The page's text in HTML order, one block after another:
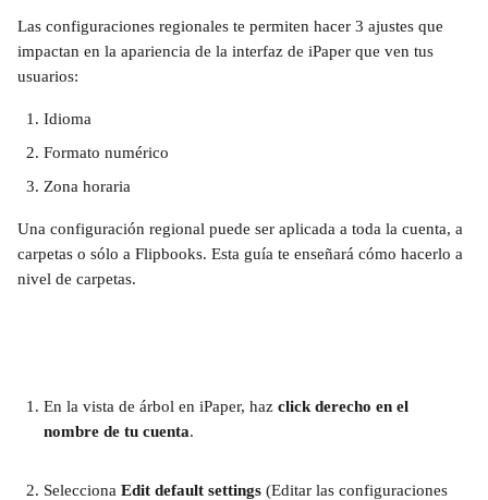
Las configuraciones regionales te permiten hacer 3 ajustes que
impactan en la apariencia de la interfaz de iPaper que ven tus
usuarios:
Idioma
Formato numérico
Zona horaria
Una configuración regional puede ser aplicada a toda la cuenta, a
carpetas o sólo a Flipbooks. Esta guía te enseñará cómo hacerlo a
nivel de carpetas.
En la vista de árbol en iPaper, haz click derecho en el
nombre de tu cuenta.
Selecciona Edit default settings (Editar las configuraciones